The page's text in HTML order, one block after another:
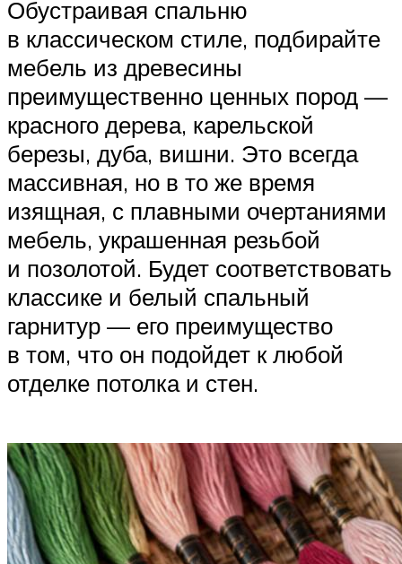
Обустраивая спальню
в классическом стиле, подбирайте
мебель из древесины
преимущественно ценных пород —
красного дерева, карельской
березы, дуба, вишни. Это всегда
массивная, но в то же время
изящная, с плавными очертаниями
мебель, украшенная резьбой
и позолотой. Будет соответствовать
классике и белый спальный
гарнитур — его преимущество
в том, что он подойдет к любой
отделке потолка и стен.